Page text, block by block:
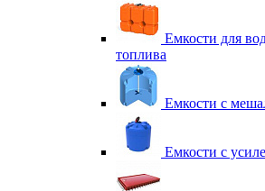
Емкости для
топлива
Емкости с
Емкости с